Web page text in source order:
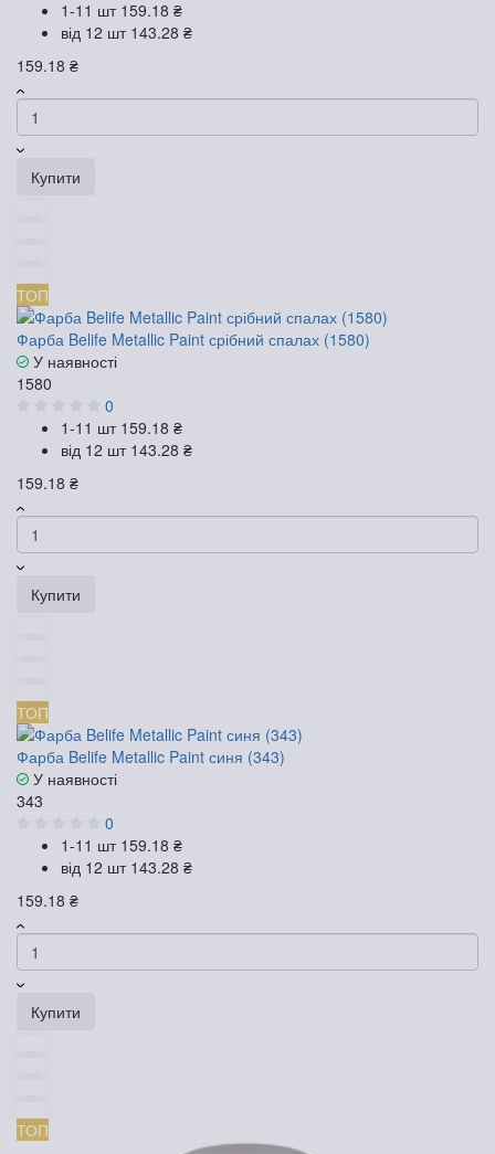
1-11 шт 159.18 ₴
від 12 шт 143.28 ₴
159.18 ₴
Купити
ТОП
Фарба Belife Metallic Paint срібний спалах (1580)
У наявності
1580
0
1-11 шт 159.18 ₴
від 12 шт 143.28 ₴
159.18 ₴
Купити
ТОП
Фарба Belife Metallic Paint синя (343)
У наявності
343
0
1-11 шт 159.18 ₴
від 12 шт 143.28 ₴
159.18 ₴
Купити
ТОП